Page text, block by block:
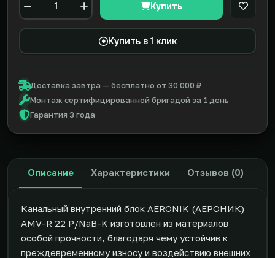
Количество
Купить В
Купить в 1 клик
Доставка завтра — бесплатно от 30 000 ₽
Монтаж сертифицированной бригадой за 1 день
Гарантия 3 года
Описание Характеристики Отзывов (0)
Канальный внутренний блок AERONIK (АЕРОНИК)
AMV-R 22 P/NaB-K изготовлен из материалов
особой прочности, благодаря чему устойчив к
преждевременному износу и воздействию внешних